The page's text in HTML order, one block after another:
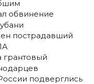
обвинение
пострадавший
грантовый
подверглись